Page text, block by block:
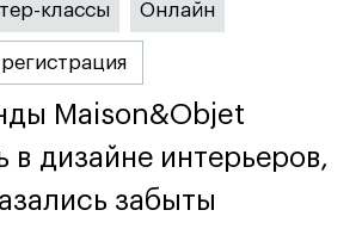
info@britishdesign.ru
info@britishdesign.ru
Адрес на карте
Адрес на карте
классы Онлайн
Maison&Objet
в дизайне интерьеров,
забыты
Maison&Objet
в дизайне интерьеров,
забыты